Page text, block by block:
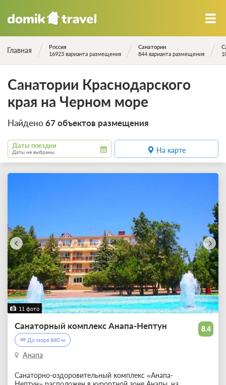
Главная
Россия
16923 варианта размещения
Санатории
844 варианта размещения
Санатории Краснодарского
края на Черном море
Найдено 67 объектов размещения
Даты поездки
Даты не выбраны На карте
11 фото
8.4
Санаторный комплекс Анапа-Нептун
До моря 840 м
Анапа
Санаторно-оздоровительный комплекс «Анапа-